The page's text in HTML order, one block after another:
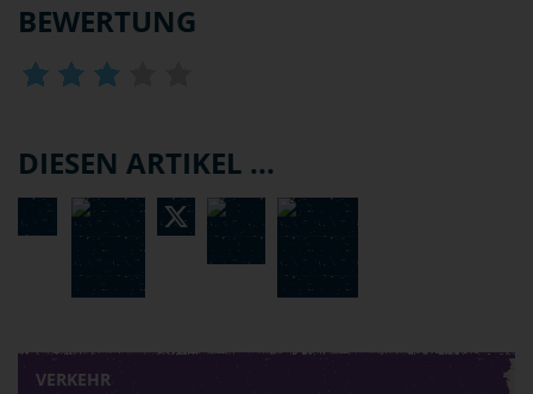
BEWERTUNG
DIESEN ARTIKEL ...
VERKEHR